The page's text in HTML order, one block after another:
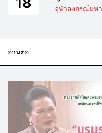
จุฬาลงกรณ์มห
อ่านต่อ